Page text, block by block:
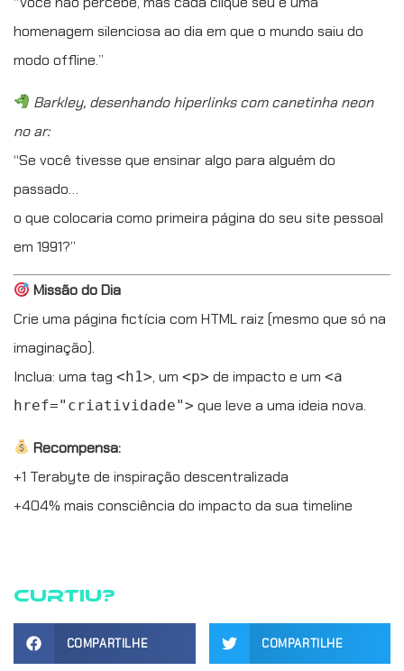
homenagem silenciosa ao dia em que o mundo saiu do
modo offline.”
Barkley, desenhando hiperlinks com canetinha neon
no ar:
“Se você tivesse que ensinar algo para alguém do
passado…
o que colocaria como primeira página do seu site pessoal
em 1991?”
Missão do Dia
Crie uma página fictícia com HTML raiz (mesmo que só na
imaginação).
Inclua: uma tag <h1>, um <p> de impacto e um <a
href="criatividade"> que leve a uma ideia nova.
Recompensa:
+1 Terabyte de inspiração descentralizada
+404% mais consciência do impacto da sua timeline
Curtiu?
COMPARTILHE COMPARTILHE